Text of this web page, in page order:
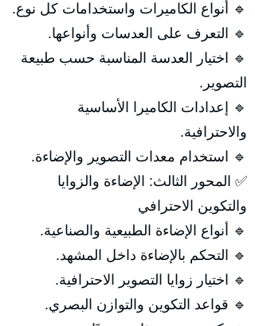
🔹 أنواع الكاميرات واستخدامات كل نوع.
🔹 التعرف على العدسات وأنواعها.
🔹 اختيار العدسة المناسبة حسب طبيعة
التصوير.
🔹 إعدادات الكاميرا الأساسية
والاحترافية.
🔹 استخدام معدات التصوير والإضاءة.
✅ المحور الثالث: الإضاءة والزوايا
والتكوين الاحترافي
🔹 أنواع الإضاءة الطبيعية والصناعية.
🔹 التحكم بالإضاءة داخل المشهد.
🔹 اختيار زوايا التصوير الاحترافية.
🔹 قواعد التكوين والتوازن البصري.